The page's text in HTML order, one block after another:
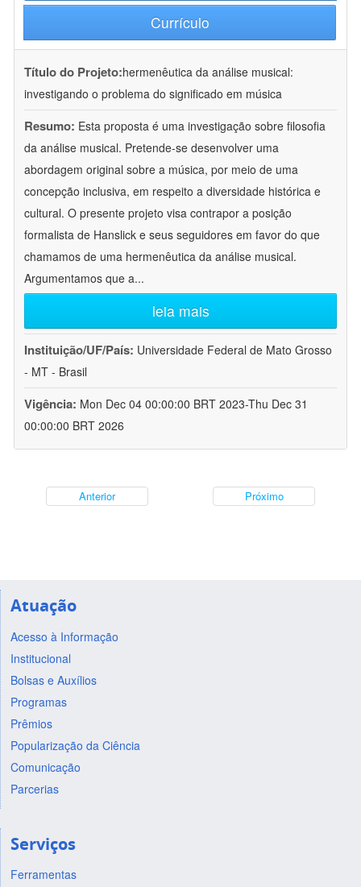
Currículo
Título do Projeto:hermenêutica da análise musical:
investigando o problema do significado em música
Resumo: Esta proposta é uma investigação sobre filosofia
da análise musical. Pretende-se desenvolver uma
abordagem original sobre a música, por meio de uma
concepção inclusiva, em respeito a diversidade histórica e
cultural. O presente projeto visa contrapor a posição
formalista de Hanslick e seus seguidores em favor do que
chamamos de uma hermenêutica da análise musical.
Argumentamos que a...
leia mais
Instituição/UF/País: Universidade Federal de Mato Grosso
- MT - Brasil
Vigência: Mon Dec 04 00:00:00 BRT 2023-Thu Dec 31
00:00:00 BRT 2026
Anterior Próximo
Atuação
Acesso à Informação
Institucional
Bolsas e Auxílios
Programas
Prêmios
Popularização da Ciência
Comunicação
Parcerias
Serviços
Ferramentas